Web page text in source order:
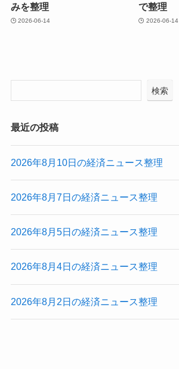
みを整理
2026-06-14
で整理
2026-06-14
検索
最近の投稿
2026年8月10日の経済ニュース整理
2026年8月7日の経済ニュース整理
2026年8月5日の経済ニュース整理
2026年8月4日の経済ニュース整理
2026年8月2日の経済ニュース整理